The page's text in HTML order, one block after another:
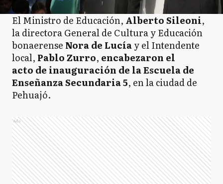
El Ministro de Educación, Alberto Sileoni,
la directora General de Cultura y Educación
bonaerense Nora de Lucíay el Intendente
local, Pablo Zurro, encabezaron el
acto de inauguración de la Escuela de
Enseñanza Secundaria 5, en la ciudad de
Pehuajó.
Ads